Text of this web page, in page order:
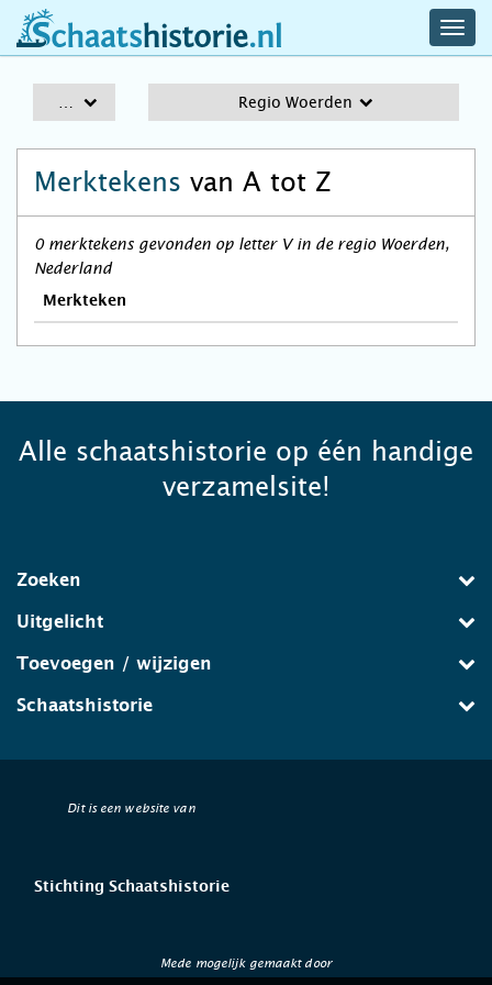
schaatshistorie.nl
Regio Woerden
Merktekens van A tot Z
0 merktekens gevonden op letter V in de regio Woerden,
Nederland
Merkteken
Alle schaatshistorie op één handige
verzamelsite!
Zoeken
Uitgelicht
Toevoegen / wijzigen
Schaatshistorie
Dit is een website van
Stichting Schaatshistorie
Mede mogelijk gemaakt door